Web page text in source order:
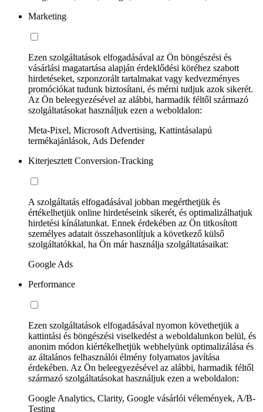
Marketing
Ezen szolgáltatások elfogadásával az Ön böngészési és
vásárlási magatartása alapján érdeklődési köréhez szabott
hirdetéseket, szponzorált tartalmakat vagy kedvezményes
promóciókat tudunk biztosítani, és mérni tudjuk azok sikerét.
Az Ön beleegyezésével az alábbi, harmadik féltől származó
szolgáltatásokat használjuk ezen a weboldalon:
Meta-Pixel, Microsoft Advertising, Kattintásalapú
termékajánlások, Ads Defender
Kiterjesztett Conversion-Tracking
A szolgáltatás elfogadásával jobban megérthetjük és
értékelhetjük online hirdetéseink sikerét, és optimalizálhatjuk
hirdetési kínálatunkat. Ennek érdekében az Ön titkosított
személyes adatait összehasonlítjuk a következő külső
szolgáltatókkal, ha Ön már használja szolgáltatásaikat:
Google Ads
Performance
Ezen szolgáltatások elfogadásával nyomon követhetjük a
kattintási és böngészési viselkedést a weboldalunkon belül, és
anonim módon kiértékelhetjük webhelyünk optimalizálása és
az általános felhasználói élmény folyamatos javítása
érdekében. Az Ön beleegyezésével az alábbi, harmadik féltől
származó szolgáltatásokat használjuk ezen a weboldalon:
Google Analytics, Clarity, Google vásárlói vélemények, A/B-
Testing